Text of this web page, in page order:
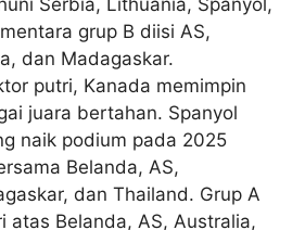
Serbia, Lithuania, Spanyol,
grup B diisi AS,
dan Madagaskar.
putri, Kanada memimpin
juara bertahan. Spanyol
naik podium pada 2025
Belanda, AS,
dan Thailand. Grup A
atas Belanda, AS, Australia,